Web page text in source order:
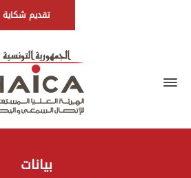
تقديم شكاية
بيانات